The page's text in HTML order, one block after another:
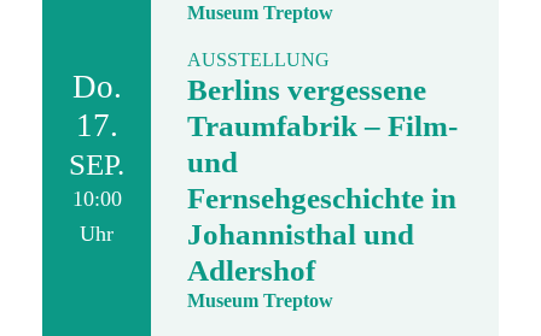
Museum Treptow
Do.
17.
SEP.
10:00
Uhr
AUSSTELLUNG
Berlins vergessene
Traumfabrik – Film-
und
Fernsehgeschichte in
Johannisthal und
Adlershof
Museum Treptow